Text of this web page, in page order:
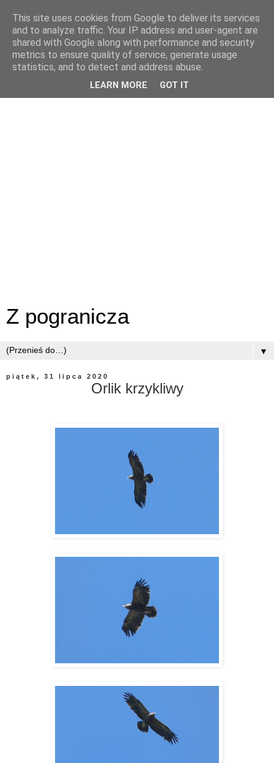
Z pogranicza
▼
piątek, 31 lipca 2020
Orlik krzykliwy
This site uses cookies from Google to deliver its services
and to analyze traffic. Your IP address and user-agent are
shared with Google along with performance and security
metrics to ensure quality of service, generate usage
statistics, and to detect and address abuse.
LEARN MORE GOT IT